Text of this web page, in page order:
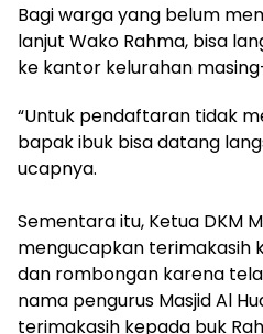
Bagi warga yang belum
lanjut Wako Rahma, bisa
ke kantor kelurahan
“Untuk pendaftaran tidak
bapak ibuk bisa datang
ucapnya.
Sementara itu, Ketua DKM
mengucapkan terimakasih
dan rombongan karena
nama pengurus Masjid Al
terimakasih kepada buk